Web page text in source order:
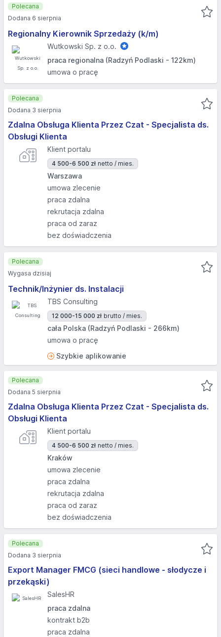
Regionalny Kierownik Sprzedaży (k/m)
Wutkowski Sp. z o.o.
praca regionalna (Radzyń Podlaski - 122km)
umowa o pracę
Polecana
Dodana 6 sierpnia
Zdalna Obsługa Klienta Przez Czat - Specjalista ds.
Obsługi Klienta
Klient portalu
4 500-6 500 zł netto / mies.
Warszawa
umowa zlecenie
praca zdalna
rekrutacja zdalna
praca od zaraz
bez doświadczenia
Polecana
Dodana 3 sierpnia
Technik/Inżynier ds. Instalacji
TBS Consulting
12 000-15 000 zł brutto / mies.
cała Polska (Radzyń Podlaski - 266km)
umowa o pracę
Szybkie aplikowanie
Polecana
Wygasa dzisiaj
Zdalna Obsługa Klienta Przez Czat - Specjalista ds.
Obsługi Klienta
Klient portalu
4 500-6 500 zł netto / mies.
Kraków
umowa zlecenie
praca zdalna
rekrutacja zdalna
praca od zaraz
bez doświadczenia
Polecana
Dodana 5 sierpnia
Export Manager FMCG (sieci handlowe - słodycze i
przekąski)
SalesHR
praca zdalna
kontrakt b2b
praca zdalna
Polecana
Dodana 3 sierpnia